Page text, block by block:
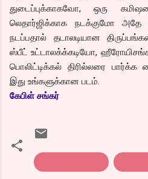
துடைப்புக்காகவோ, ஒரு
லெதார்ஜிக்காக நடக்குமோ அதே
நடப்பதால் தடாலடியான
ஸ்பீட் உட்டாலக்க்கடியோ,
பொலிட்டிக்கல் திரில்லரை பார்க்க
இது உங்களுக்கான படம்.
கேபிள் சங்கர்